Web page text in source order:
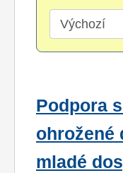
Podpora
ohrožené
mladé